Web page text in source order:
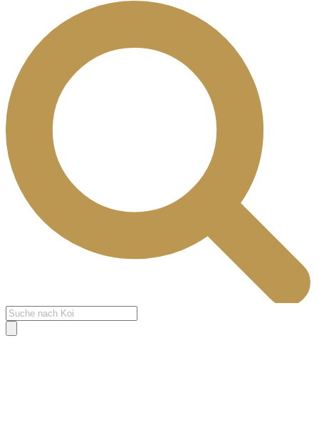
Products
search